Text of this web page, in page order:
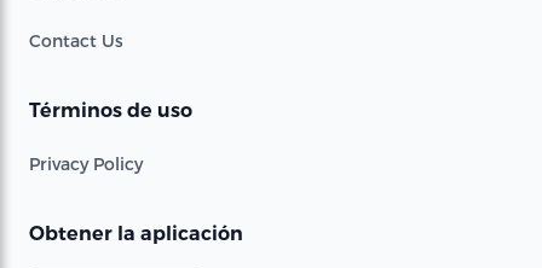
Contact Us
Términos de uso
Privacy Policy
Obtener la aplicación